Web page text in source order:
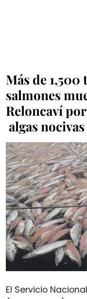
Más de 1,500
salmones
Reloncaví
algas nocivas
El Servicio